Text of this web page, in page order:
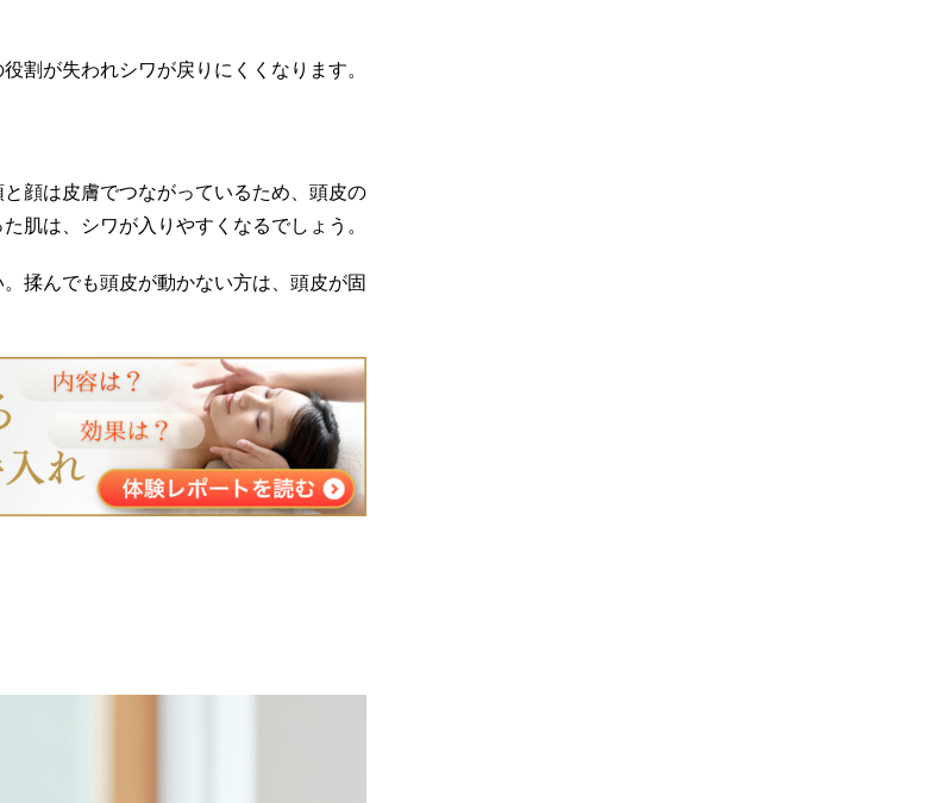
割が失われシワが戻りにくくなります。
と顔は皮膚でつながっているため、頭皮の
肌は、シワが入りやすくなるでしょう。
揉んでも頭皮が動かない方は、頭皮が固